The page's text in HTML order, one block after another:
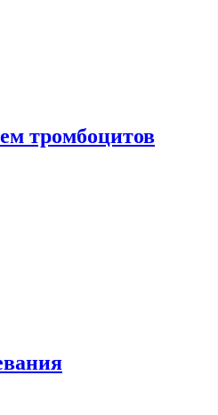
тромбоцитов